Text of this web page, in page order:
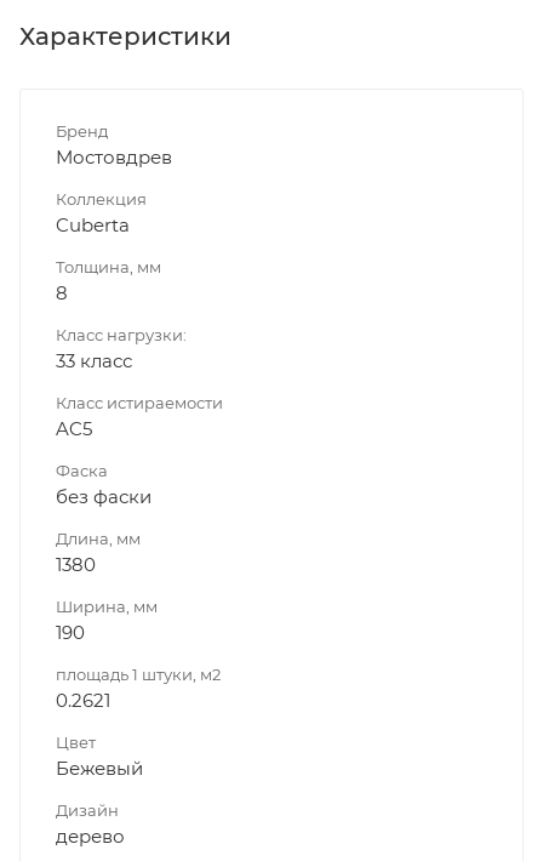
Характеристики
Бренд
Мостовдрев
Коллекция
Cuberta
Толщина, мм
8
Класс нагрузки:
33 класс
Класс истираемости
AC5
Фаска
без фаски
Длина, мм
1380
Ширина, мм
190
площадь 1 штуки, м2
0.2621
Цвет
Бежевый
Дизайн
дерево